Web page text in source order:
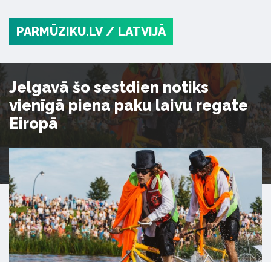
PARMŪZIKU.LV / LATVIJĀ
Jelgavā šo sestdien notiks
vienīgā piena paku laivu regate
Eiropā